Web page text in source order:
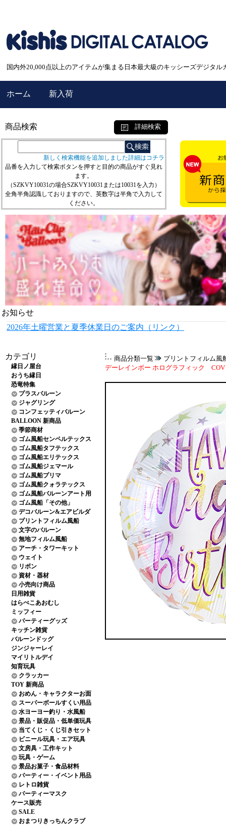
国内外20,000点以上のアイテムが集まる日本最大級のキッシーズデジタル
ホーム 新入荷
商品検索 詳細検索
新しく検索機能を追加しました詳細はコチラ
品番を入力して検索ボタンを押すと目的の商品がすぐ見れ
ます。
（SZKVY10031の場合SZKVY10031または10031を入力）
全角半角認識しておりますので、英数字は半角で入力して
ください。
お知らせ
2026年土曜営業と夏季休業日のご案内（リンク）
カテゴリ
縁日ノ屋台
おうち縁日
恐竜特集
プラスバルーン
ジャグリング
コンフェッティバルーン
BALLOON 新商品
季節商材
ゴム風船センペルテックス
ゴム風船タフテックス
ゴム風船エリテックス
ゴム風船ジェマール
ゴム風船プリマ
ゴム風船クォラテックス
ゴム風船バルーンアート用
ゴム風船「その他」
デコバルーン&エアビルダ
プリントフィルム風船
文字のバルーン
無地フィルム風船
アーチ・タワーキット
ウェイト
リボン
資材・器材
小売向け商品
日用雑貨
はらぺこあおむし
ミッフィー
パーティーグッズ
キッチン雑貨
バルーンドッグ
ジンジャーレイ
マイリトルデイ
知育玩具
クラッカー
TOY 新商品
おめん・キャラクターお面
スーパーボールすくい用品
水ヨーヨー釣り・水風船
景品・販促品・低単価玩具
当てくじ・くじ引きセット
ビニール玩具・エア玩具
文房具・工作キット
玩具・ゲーム
景品お菓子・食品材料
パーティー・イベント用品
レトロ雑貨
パーティーマスク
ケース販売
SALE
おまつりきっちんクラブ
商品分類一覧
プリントフィルム風
デーレインボー ホログラフィック